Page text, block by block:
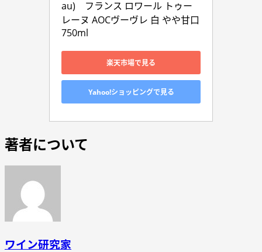
au)　フランス ロワール トゥー
レーヌ AOCヴーヴレ 白 やや甘口
750ml
楽天市場で見る
Yahoo!ショッピングで見る
著者について
ワイン研究家